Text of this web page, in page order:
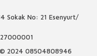
Sokak No: 21 Esenyurt/
© 2024 08504808946